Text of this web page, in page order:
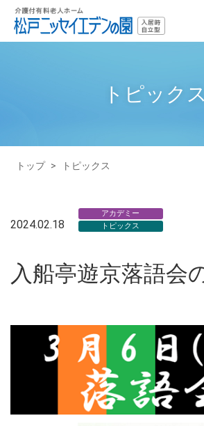
トピックス
トップ > トピックス
2024.02.18
アカデミー
トピックス
入船亭遊京落語会